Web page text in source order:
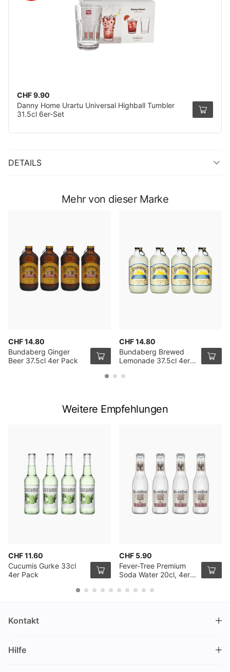
CHF 9.90
Danny Home Urartu Universal Highball Tumbler
31.5cl 6er-Set
DETAILS
Mehr von dieser Marke
CHF 14.80
Bundaberg Ginger
Beer 37.5cl 4er Pack
CHF 14.80
Bundaberg Brewed
Lemonade 37.5cl 4er
Weitere Empfehlungen
CHF 11.60
Cucumis Gurke 33cl
4er Pack
CHF 5.90
Fever-Tree Premium
Soda Water 20cl, 4er
Kontakt
Nüschelerstrasse 35
Hilfe